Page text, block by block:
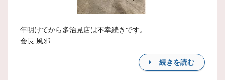
年明けてから多治見店は不幸続きです。
会長 風邪
続きを読む